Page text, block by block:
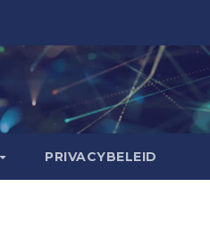
PRIVACYBELEID